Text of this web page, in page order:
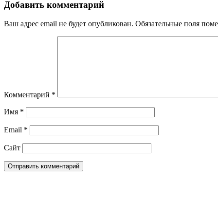
Добавить комментарий
Ваш адрес email не будет опубликован. Обязательные поля
Комментарий *
Имя *
Email *
Сайт